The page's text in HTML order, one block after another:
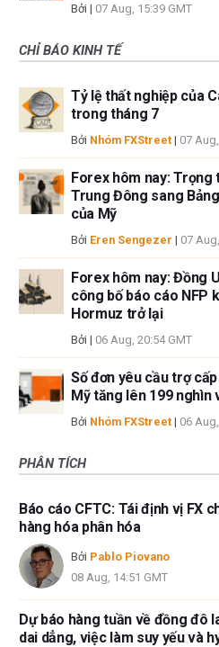
Bởi | 07 Aug, 15:39 GMT
CHỈ BÁO KINH TẾ
Tỷ lệ thất nghiệp của
trong tháng 7
Bởi Nhóm FXStreet | 07
Forex hôm nay: Trọng
Trung Đông sang
của Mỹ
Bởi Eren Sengezer | 07
Forex hôm nay: Đồng
công bố báo cáo NFP
Hormuz trở lại
Bởi | 06 Aug, 20:54 GMT
Số đơn yêu cầu trợ
Mỹ tăng lên 199 nghìn
Bởi Nhóm FXStreet | 06
PHÂN TÍCH
Báo cáo CFTC: Tái định vị FX
hàng hóa phân hóa
Bởi Pablo Piovano
08 Aug, 14:51 GMT
Dự báo hàng tuần về đồng đô
dai dẳng, việc làm suy yếu và